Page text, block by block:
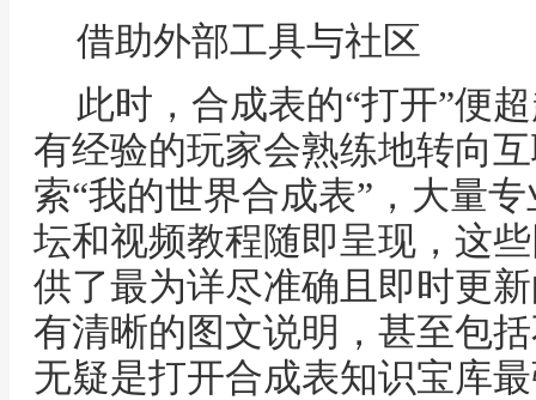
借助外部工具与社区
此时，合成表的“打开”便
有经验的玩家会熟练地转向
索“我的世界合成表”，大量
坛和视频教程随即呈现，这
供了最为详尽准确且即时更
有清晰的图文说明，甚至包
无疑是打开合成表知识宝库